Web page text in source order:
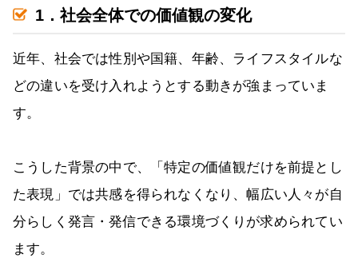
1．社会全体での価値観の変化
近年、社会では性別や国籍、年齢、ライフスタイルな
どの違いを受け入れようとする動きが強まっていま
す。
こうした背景の中で、「特定の価値観だけを前提とし
た表現」では共感を得られなくなり、幅広い人々が自
分らしく発言・発信できる環境づくりが求められてい
ます。